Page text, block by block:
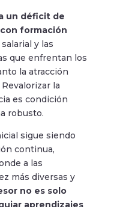
un déficit de
formación
y las
que enfrentan los
la atracción
la
es condición
robusto.
sigue siendo
continua,
a las
más diversas y
no es solo
aprendizajes